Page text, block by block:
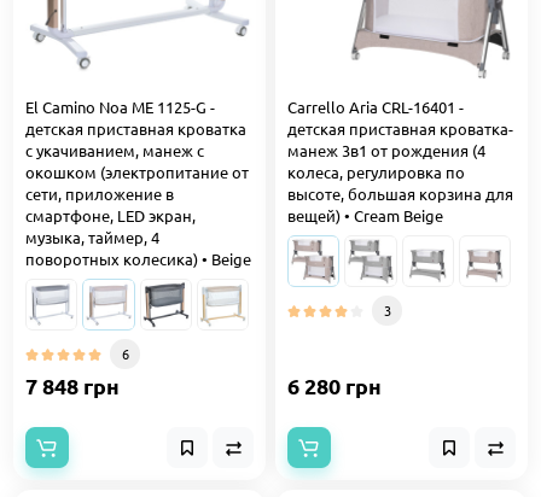
El Camino Noa ME 1125-G -
детская приставная кроватка
с укачиванием, манеж с
окошком (электропитание от
сети, приложение в
смартфоне, LED экран,
музыка, таймер, 4
поворотных колесика) • Beige
6
7 848 грн
Carrello Aria CRL-16401 -
детская приставная кроватка-
манеж 3в1 от рождения (4
колеса, регулировка по
высоте, большая корзина для
вещей) • Cream Beige
3
6 280 грн